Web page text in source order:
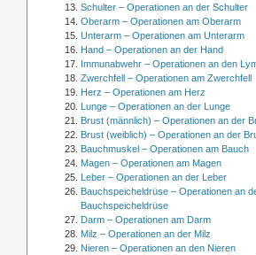
Schulter – Operationen an der Schulter
Oberarm – Operationen am Oberarm
Unterarm – Operationen am Unterarm
Hand – Operationen an der Hand
Immunabwehr – Operationen an den
Zwerchfell – Operationen am Zwerchfell
Herz – Operationen am Herz
Lunge – Operationen an der Lunge
Brust (männlich) – Operationen an der
Brust (weiblich) – Operationen an der
Bauchmuskel – Operationen am Bauch
Magen – Operationen am Magen
Leber – Operationen an der Leber
Bauchspeicheldrüse – Operationen an
Bauchspeicheldrüse
Darm – Operationen am Darm
Milz – Operationen an der Milz
Nieren – Operationen an den Nieren